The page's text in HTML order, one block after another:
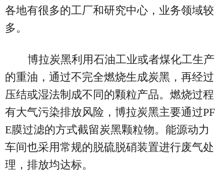
各地有很多的工厂和研究中心，业务领域较
多。
博拉炭黑利用石油工业或者煤化工生产
的重油，通过不完全燃烧生成炭黑，再经过
压结或湿法制成不同的颗粒产品。燃烧过程
有大气污染排放风险，博拉炭黑主要通过PF
E膜过滤的方式截留炭黑颗粒物。能源动力
车间也采用常规的脱硫脱硝装置进行废气处
理，排放均达标。